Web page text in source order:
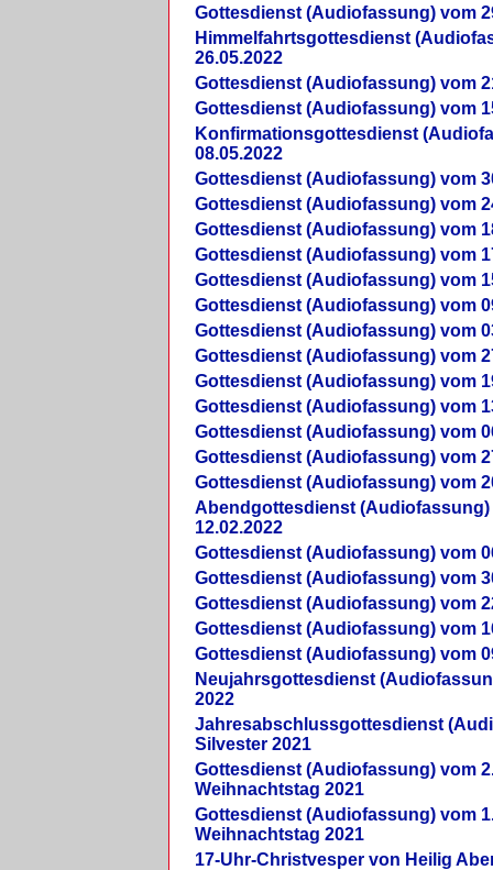
Gottesdienst (Audiofassung) vom
Himmelfahrtsgottesdienst
26.05.2022
Gottesdienst (Audiofassung) vom
Gottesdienst (Audiofassung) vom
Konfirmationsgottesdienst
08.05.2022
Gottesdienst (Audiofassung) vom
Gottesdienst (Audiofassung) vom
Gottesdienst (Audiofassung) vom
Gottesdienst (Audiofassung) vom
Gottesdienst (Audiofassung) vom
Gottesdienst (Audiofassung) vom
Gottesdienst (Audiofassung) vom
Gottesdienst (Audiofassung) vom
Gottesdienst (Audiofassung) vom
Gottesdienst (Audiofassung) vom
Gottesdienst (Audiofassung) vom
Gottesdienst (Audiofassung) vom
Gottesdienst (Audiofassung) vom
Abendgottesdienst (Audiofassung)
12.02.2022
Gottesdienst (Audiofassung) vom
Gottesdienst (Audiofassung) vom
Gottesdienst (Audiofassung) vom
Gottesdienst (Audiofassung) vom
Gottesdienst (Audiofassung) vom
Neujahrsgottesdienst
2022
Jahresabschlussgottesdienst
Silvester 2021
Gottesdienst (Audiofassung) vom
Weihnachtstag 2021
Gottesdienst (Audiofassung) vom
Weihnachtstag 2021
17-Uhr-Christvesper von Heilig